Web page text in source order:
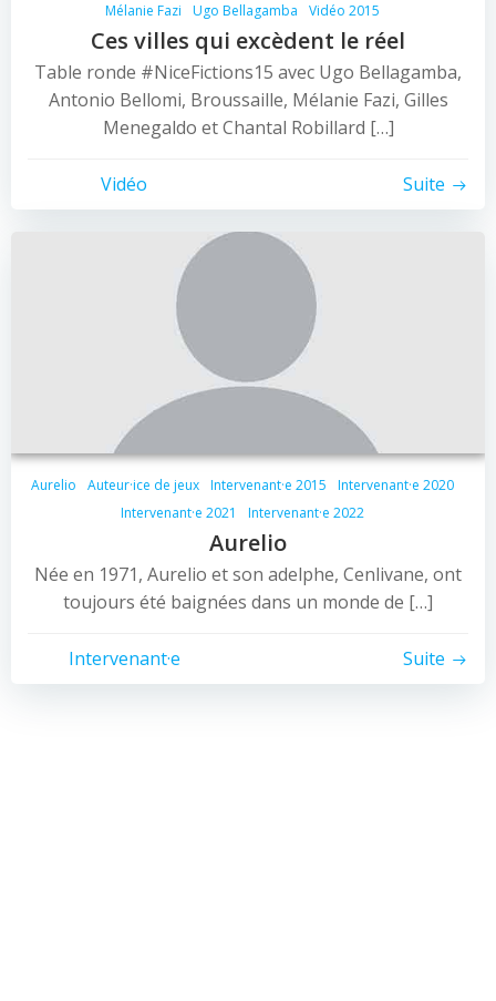
Mélanie Fazi
Ugo Bellagamba Vidéo 2015
Ces villes qui excèdent le réel
Table ronde #NiceFictions15 avec Ugo Bellagamba,
Antonio Bellomi, Broussaille, Mélanie Fazi, Gilles
Menegaldo et Chantal Robillard […]
Vidéo Suite
Aurelio Auteur·ice de jeux Intervenant·e 2015
Intervenant·e 2020
Intervenant·e 2021
Intervenant·e 2022
Aurelio
Née en 1971, Aurelio et son adelphe, Cenlivane, ont
toujours été baignées dans un monde de […]
Intervenant·e Suite